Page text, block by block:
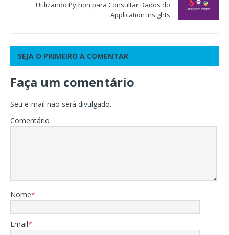
Utilizando Python para Consultar Dados do
Application Insights
SEJA O PRIMEIRO A COMENTAR
Faça um comentário
Seu e-mail não será divulgado.
Comentário
Nome*
Email*